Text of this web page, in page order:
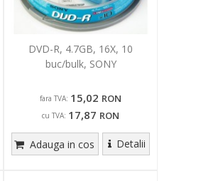
DVD-R, 4.7GB, 16X, 10
buc/bulk, SONY
fara TVA: 15,02 RON
cu TVA: 17,87 RON
Adauga in cos Detalii